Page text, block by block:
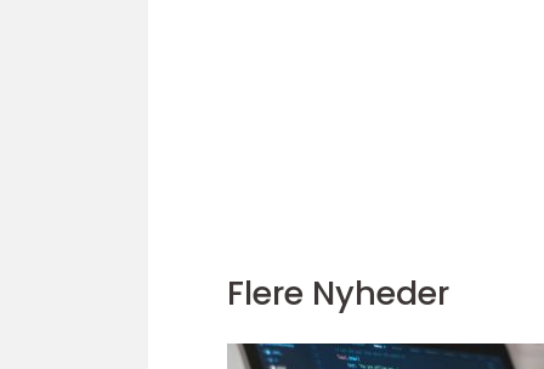
Flere Nyheder